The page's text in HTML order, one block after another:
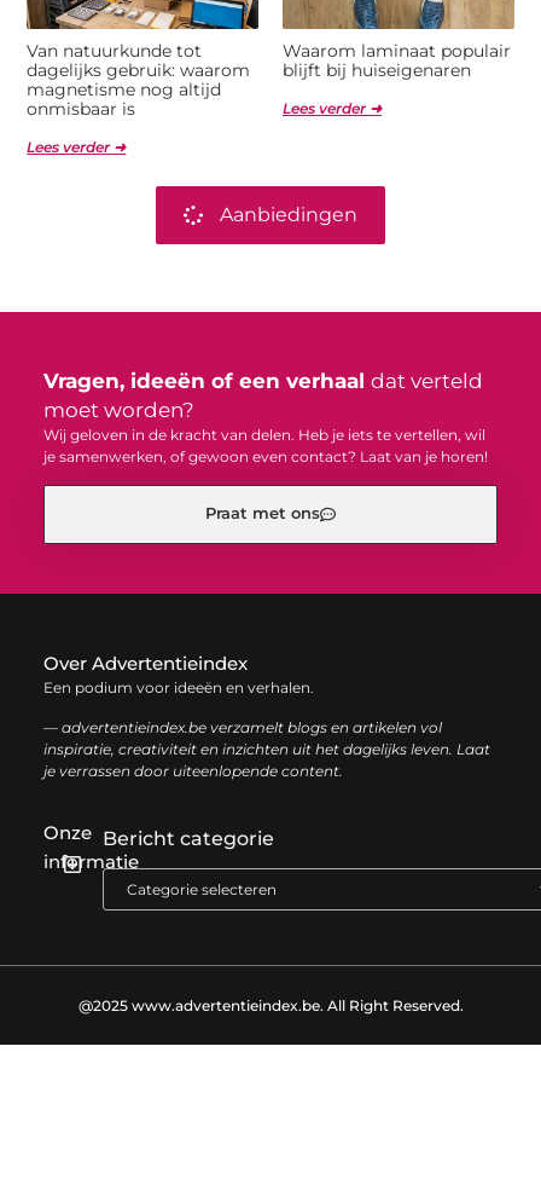
Van natuurkunde tot
dagelijks gebruik: waarom
magnetisme nog altijd
onmisbaar is
Lees verder ➜
Waarom laminaat populair
blijft bij huiseigenaren
Lees verder ➜
Aanbiedingen
Vragen, ideeën of een verhaal dat verteld
moet worden?
Wij geloven in de kracht van delen. Heb je iets te vertellen, wil
je samenwerken, of gewoon even contact? Laat van je horen!
Praat met ons
Over Advertentieindex
Een podium voor ideeën en verhalen.
— advertentieindex.be verzamelt blogs en artikelen vol
inspiratie, creativiteit en inzichten uit het dagelijks leven. Laat
je verrassen door uiteenlopende content.
Onze
informatie
Bericht categorie
@2025 www.advertentieindex.be. All Right Reserved.​